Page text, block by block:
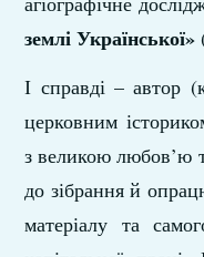
землі Української»
І справді – автор
церковним
з великою любов’ю
до зібрання й
матеріалу та